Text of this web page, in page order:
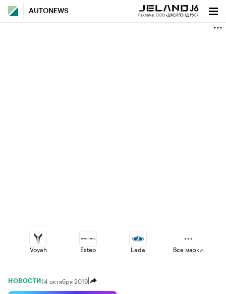
AUTONEWS
Voyah Esteo Lada
Geely Changan
Все марки
НОВОСТИ 14 октября 2019